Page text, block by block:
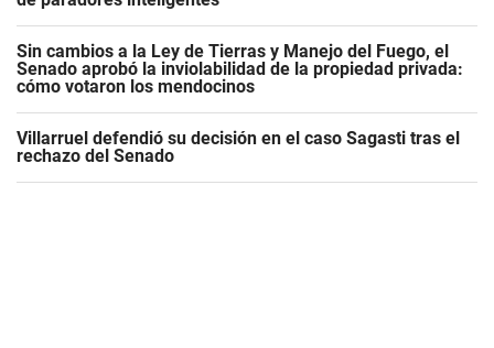
Sin cambios a la Ley de Tierras y Manejo del Fuego, el
Senado aprobó la inviolabilidad de la propiedad privada:
cómo votaron los mendocinos
Villarruel defendió su decisión en el caso Sagasti tras el
rechazo del Senado